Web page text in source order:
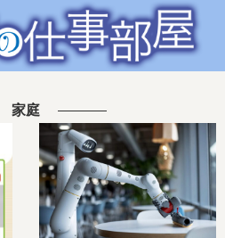
家庭